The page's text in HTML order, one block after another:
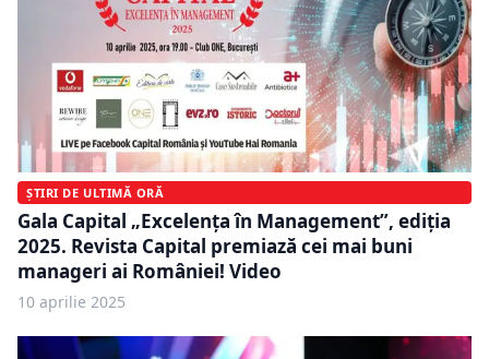
ȘTIRI DE ULTIMĂ ORĂ
Gala Capital „Excelența în Management”, ediţia
2025. Revista Capital premiază cei mai buni
manageri ai României! Video
10 aprilie 2025